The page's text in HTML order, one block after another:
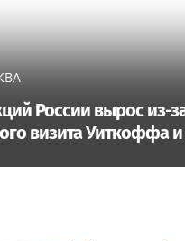
России вырос из-
визита Уиткоффа